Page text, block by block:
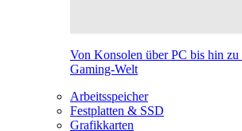
Von Konsolen über PC bis hin
Gaming-Welt
Arbeitsspeicher
Festplatten & SSD
Grafikkarten